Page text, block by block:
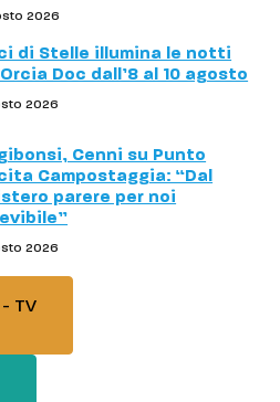
2026
di Stelle illumina le notti
Doc dall’8 al 10 agosto
2026
Cenni su Punto
Campostaggia: “Dal
parere per noi
2026
TV